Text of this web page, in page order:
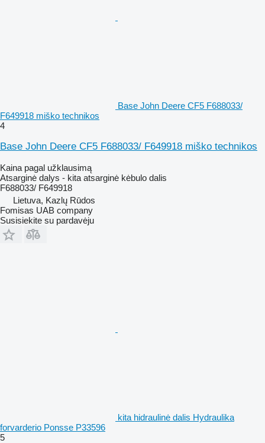
Base John Deere CF5 F688033/
F649918 miško technikos
4
Base John Deere CF5 F688033/ F649918 miško technikos
Kaina pagal užklausimą
Atsarginė dalys - kita atsarginė kėbulo dalis
F688033/ F649918
Lietuva, Kazlų Rūdos
Fomisas UAB company
Susisiekite su pardavėju
kita hidraulinė dalis Hydraulika
forvarderio Ponsse P33596
5